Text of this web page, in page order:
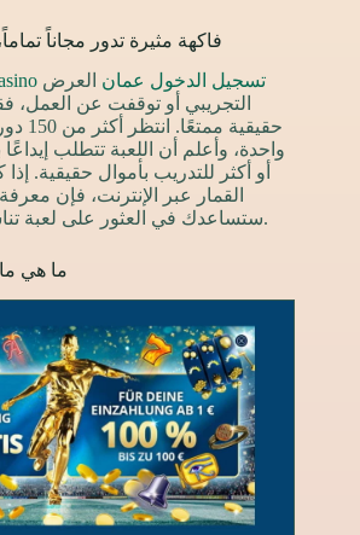
فاكهة مثيرة تدور مجاناً
tusk casino تسجيل الدخول عمان العرض
التجريبي أو توقفت عن العمل،
أو أكثر للتدريب بأموال حقيقية.
القمار عبر الإنترنت، فإن
ستساعدك في العثور على لعبة تناسب معاييرك وميزانيتك.
ما هي